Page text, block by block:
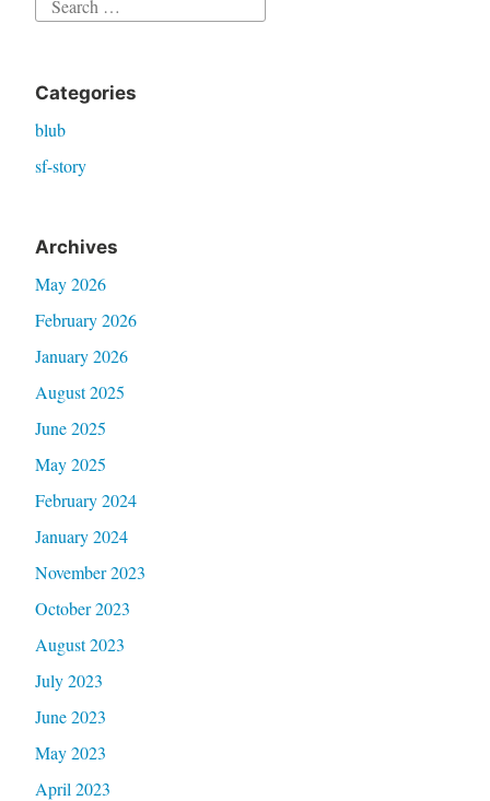
Categories
blub
sf-story
Archives
May 2026
February 2026
January 2026
August 2025
June 2025
May 2025
February 2024
January 2024
November 2023
October 2023
August 2023
July 2023
June 2023
May 2023
April 2023